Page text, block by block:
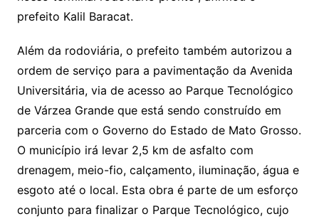
prefeito Kalil Baracat.
Além da rodoviária, o prefeito também autorizou a
ordem de serviço para a pavimentação da Avenida
Universitária, via de acesso ao Parque Tecnológico
de Várzea Grande que está sendo construído em
parceria com o Governo do Estado de Mato Grosso.
O município irá levar 2,5 km de asfalto com
drenagem, meio-fio, calçamento, iluminação, água e
esgoto até o local. Esta obra é parte de um esforço
conjunto para finalizar o Parque Tecnológico, cujo